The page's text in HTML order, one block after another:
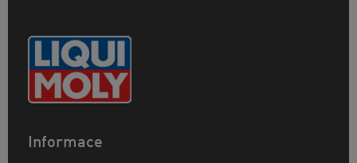
Informace